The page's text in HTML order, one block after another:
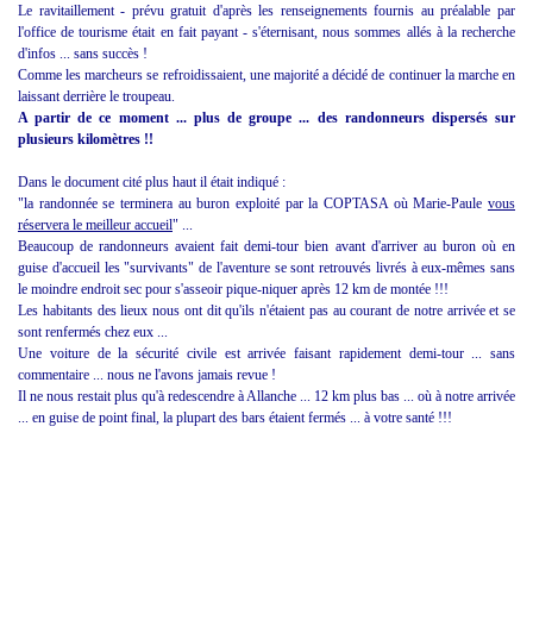
Le ravitaillement - prévu gratuit d'après les renseignements fournis au préalable par
l'office de tourisme était en fait payant - s'éternisant, nous sommes allés à la recherche
d'infos ... sans succès !
Comme les marcheurs se refroidissaient, une majorité a décidé de continuer la marche en
laissant derrière le troupeau.
A partir de ce moment ... plus de groupe ... des randonneurs dispersés sur
plusieurs kilomètres !!
Dans le document cité plus haut il était indiqué :
"la randonnée se terminera au buron exploité par la COPTASA où Marie-Paule vous
réservera le meilleur accueil" ...
Beaucoup de randonneurs avaient fait demi-tour bien avant d'arriver au buron où en
guise d'accueil les "survivants" de l'aventure se sont retrouvés livrés à eux-mêmes sans
le moindre endroit sec pour s'asseoir pique-niquer après 12 km de montée !!!
Les habitants des lieux nous ont dit qu'ils n'étaient pas au courant de notre arrivée et se
sont renfermés chez eux ...
Une voiture de la sécurité civile est arrivée faisant rapidement demi-tour ... sans
commentaire ... nous ne l'avons jamais revue !
Il ne nous restait plus qu'à redescendre à Allanche ... 12 km plus bas ... où à notre arrivée
... en guise de point final, la plupart des bars étaient fermés ... à votre santé !!!